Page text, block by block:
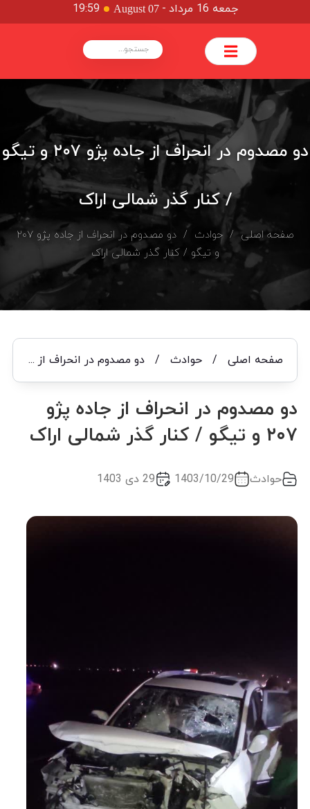
جمعه 16 مرداد -
August 07
19:59
دو مصدوم در انحراف از جاده پژو ۲۰۷ و تیگو
/ کنار گذر شمالی اراک
صفحه اصلی /حوادث
/ دو مصدوم در انحراف از جاده پژو ۲۰۷
و تیگو / کنار گذر شمالی اراک
صفحه اصلی/ حوادث/ دو مصدوم در انحراف از جاده پژو ۲۰۷ و تیگو / کنار گذر شمالی اراک
دو مصدوم در انحراف از جاده پژو
۲۰۷ و تیگو / کنار گذر شمالی اراک
حوادث 1403/10/29 29 دی 1403